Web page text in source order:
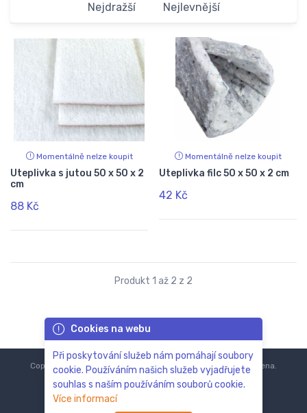
Nejdražší Nejlevnější
Momentálně nelze koupit
Uteplivka s jutou 50 x 50 x 2
cm
88 Kč
Momentálně nelze koupit
Uteplivka filc 50 x 50 x 2 cm
42 Kč
Produkt 1 až 2 z 2
Cookies na webu
Při poskytování služeb nám pomáhají soubory
cookie. Používáním našich služeb vyjadřujete
souhlas s naším používáním souborů cookie.
Více informací
Copyright © 2018-2024ZoOo.cz®Všechna práva vyhrazena.